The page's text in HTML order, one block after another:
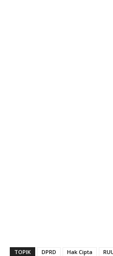
TOPIK DPRD Hak Cipta